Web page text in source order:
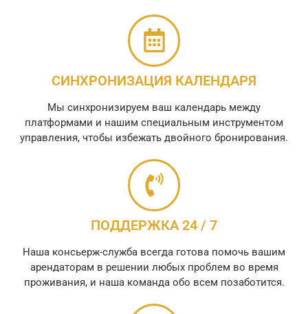
СИНХРОНИЗАЦИЯ КАЛЕНДАРЯ
Мы синхронизируем ваш календарь между
платформами и нашим специальным инструментом
управления, чтобы избежать двойного бронирования.
ПОДДЕРЖКА 24 / 7
Наша консьерж-служба всегда готова помочь вашим
арендаторам в решении любых проблем во время
проживания, и наша команда обо всем позаботится.